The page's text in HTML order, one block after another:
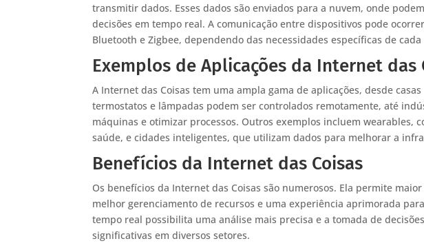
transmitir dados. Esses dados são enviados para a nuvem, onde
decisões em tempo real. A comunicação entre dispositivos pode
Bluetooth e Zigbee, dependendo das necessidades específicas de cada
Exemplos de Aplicações da Internet das
A Internet das Coisas tem uma ampla gama de aplicações, desde
termostatos e lâmpadas podem ser controlados remotamente, até
máquinas e otimizar processos. Outros exemplos incluem wearables,
saúde, e cidades inteligentes, que utilizam dados para melhorar a
Benefícios da Internet das Coisas
Os benefícios da Internet das Coisas são numerosos. Ela permite
melhor gerenciamento de recursos e uma experiência aprimorada
tempo real possibilita uma análise mais precisa e a tomada de
significativas em diversos setores.